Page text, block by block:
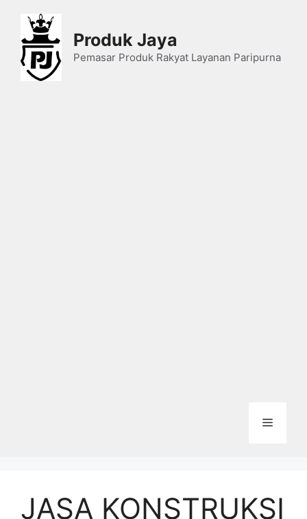
content
Produk Jaya
Pemasar Produk Rakyat Layanan Paripurna
Menu
JASA KONSTRUKSI